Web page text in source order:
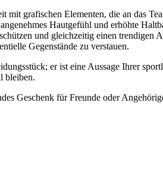
mit grafischen Elementen, die an das
Hautgefühl und erhöhte
und gleichzeitig einen trendigen
Gegenstände zu verstauen.
er ist eine Aussage Ihrer
bleiben.
Geschenk für Freunde oder